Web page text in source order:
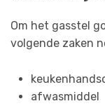
Om het gasstel
volgende zaken
afwasmiddel